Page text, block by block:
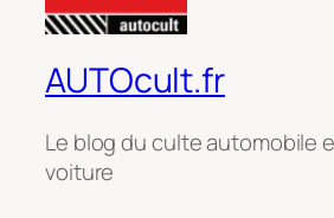
AUTOcult.fr
Le blog du culte automobile
voiture